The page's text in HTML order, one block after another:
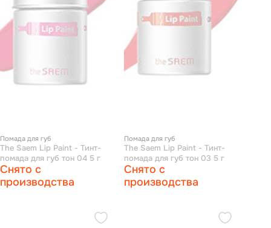
Помада для губ
The Saem Lip Paint - Тинт-
помада для губ тон 04 5 г
Снято с
производства
Помада для губ
The Saem Lip Paint - Тинт-
помада для губ тон 03 5 г
Снято с
производства